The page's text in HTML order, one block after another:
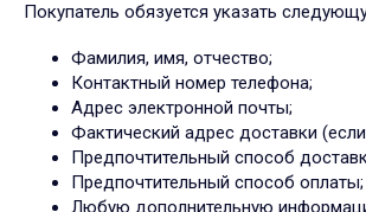
Покупатель обязуется указать
Фамилия, имя, отчество;
Контактный номер телефона;
Адрес электронной почты;
Фактический адрес доставки (если
Предпочтительный способ
Предпочтительный способ оплаты;
Любую дополнительную